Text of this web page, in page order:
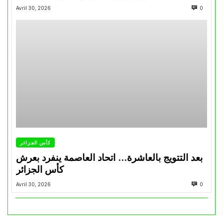
Avril 30, 2026 0
كأس الجزائر
بعد التتويج بالعاشرة… اتحاد العاصمة ينفرد بعرش
كأس الجزائر
Avril 30, 2026 0